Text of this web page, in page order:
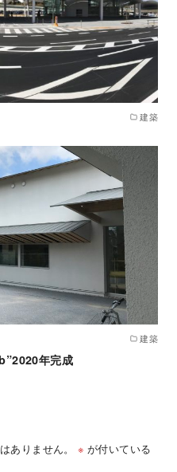
建築
建築
年完成
ありません。 ※ が付いている